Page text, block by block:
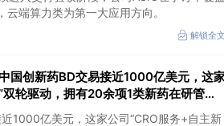
端算力类为第一大应用方向。
解锁全文
中国创新药BD交易接近1000亿美元，这
轮驱动，拥有20余项1类新药在研管
理等重大领域
1000亿美元，这家公司“CRO服务+自主新